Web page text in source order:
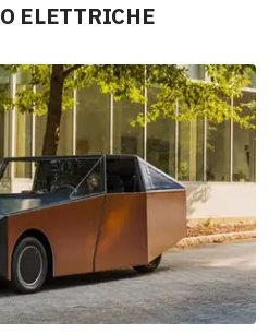
ELETTRICHE